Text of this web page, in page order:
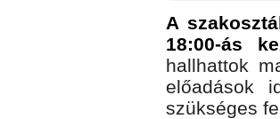
A
18:00-ás
hallhattok
előadások
szükséges